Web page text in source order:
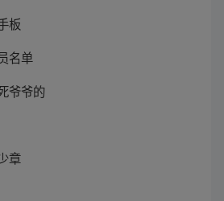
板
名单
爷爷的
章